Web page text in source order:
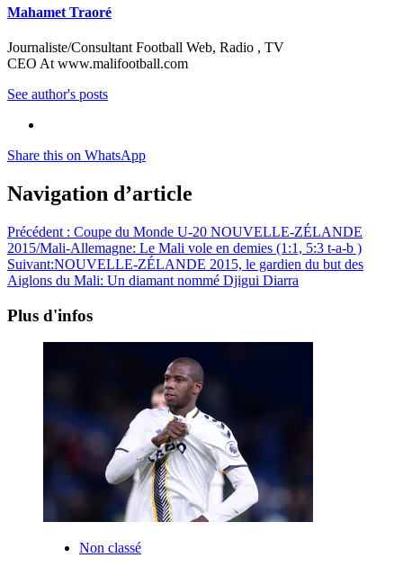
Mahamet Traoré
Journaliste/Consultant Football Web, Radio , TV
CEO At www.malifootball.com
See author's posts
Share this on WhatsApp
Navigation d’article
Précédent : Coupe du Monde U-20 NOUVELLE-ZÉLANDE
2015/Mali-Allemagne: Le Mali vole en demies (1:1, 5:3 t-a-b )
Suivant:NOUVELLE-ZÉLANDE 2015, le gardien du but des
Aiglons du Mali: Un diamant nommé Djigui Diarra
Plus d'infos
Non classé